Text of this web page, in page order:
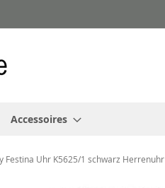
Accessoires
Festina Uhr K5625/1 schwarz Herrenuhr